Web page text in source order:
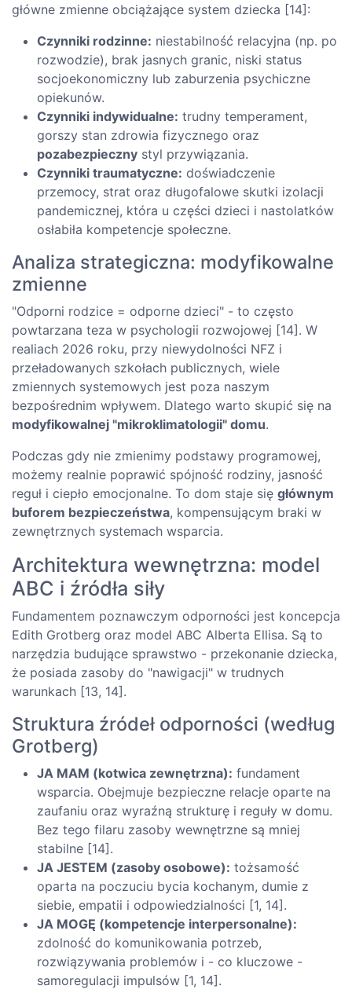
główne zmienne obciążające system dziecka [14]:
Czynniki rodzinne: niestabilność relacyjna (np. po
rozwodzie), brak jasnych granic, niski status
socjoekonomiczny lub zaburzenia psychiczne
opiekunów.
Czynniki indywidualne: trudny temperament,
gorszy stan zdrowia fizycznego oraz
pozabezpieczny styl przywiązania.
Czynniki traumatyczne: doświadczenie
przemocy, strat oraz długofalowe skutki izolacji
pandemicznej, która u części dzieci i nastolatków
osłabiła kompetencje społeczne.
Analiza strategiczna: modyfikowalne
zmienne
"Odporni rodzice = odporne dzieci" - to często
powtarzana teza w psychologii rozwojowej [14]. W
realiach 2026 roku, przy niewydolności NFZ i
przeładowanych szkołach publicznych, wiele
zmiennych systemowych jest poza naszym
bezpośrednim wpływem. Dlatego warto skupić się na
modyfikowalnej "mikroklimatologii" domu.
Podczas gdy nie zmienimy podstawy programowej,
możemy realnie poprawić spójność rodziny, jasność
reguł i ciepło emocjonalne. To dom staje się głównym
buforem bezpieczeństwa, kompensującym braki w
zewnętrznych systemach wsparcia.
Architektura wewnętrzna: model
ABC i źródła siły
Fundamentem poznawczym odporności jest koncepcja
Edith Grotberg oraz model ABC Alberta Ellisa. Są to
narzędzia budujące sprawstwo - przekonanie dziecka,
że posiada zasoby do "nawigacji" w trudnych
warunkach [13, 14].
Struktura źródeł odporności (według
Grotberg)
JA MAM (kotwica zewnętrzna): fundament
wsparcia. Obejmuje bezpieczne relacje oparte na
zaufaniu oraz wyraźną strukturę i reguły w domu.
Bez tego filaru zasoby wewnętrzne są mniej
stabilne [14].
JA JESTEM (zasoby osobowe): tożsamość
oparta na poczuciu bycia kochanym, dumie z
siebie, empatii i odpowiedzialności [1, 14].
JA MOGĘ (kompetencje interpersonalne):
zdolność do komunikowania potrzeb,
rozwiązywania problemów i - co kluczowe -
samoregulacji impulsów [1, 14].